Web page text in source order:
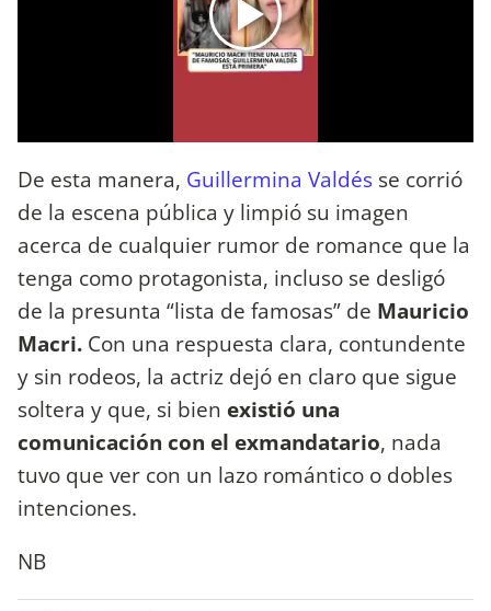
De esta manera, Guillermina Valdés se corrió
de la escena pública y limpió su imagen
acerca de cualquier rumor de romance que la
tenga como protagonista, incluso se desligó
de la presunta “lista de famosas” de Mauricio
Macri. Con una respuesta clara, contundente
y sin rodeos, la actriz dejó en claro que sigue
soltera y que, si bien existió una
comunicación con el exmandatario, nada
tuvo que ver con un lazo romántico o dobles
intenciones.
NB